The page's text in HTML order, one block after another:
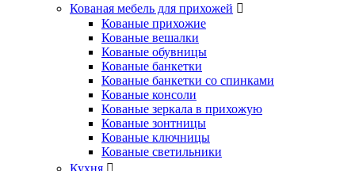
Кованая мебель для прихожей
Кованые прихожие
Кованые вешалки
Кованые обувницы
Кованые банкетки
Кованые банкетки со спинками
Кованые консоли
Кованые зеркала в прихожую
Кованые зонтницы
Кованые ключницы
Кованые светильники
Кухня